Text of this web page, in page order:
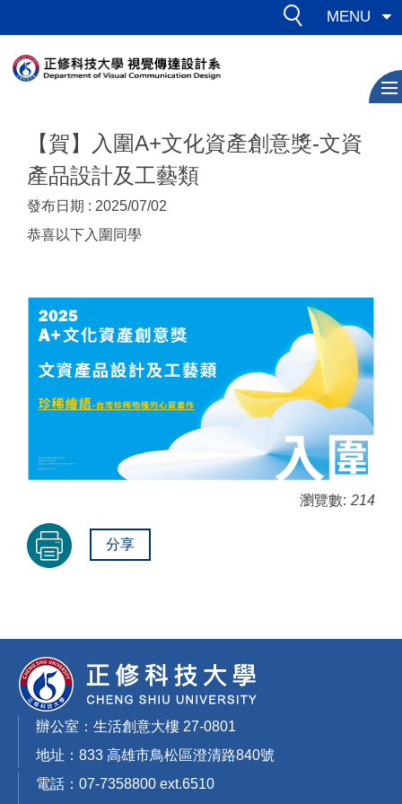
到
主
要
MENU
【賀】入圍A+文化資產創意獎-文資
產品設計及工藝類
發布日期 : 2025/07/02
恭喜以下入圍同學
瀏覽數: 214
分享
辦公室：生活創意大樓 27-0801
地址：833 高雄市鳥松區澄清路840號
電話：07-7358800 ext.6510